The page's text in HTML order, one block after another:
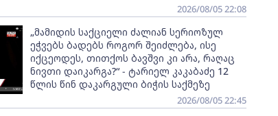
2026/08/05 22:08
„მამიდის საქციელი ძალიან სერიოზულ
ეჭვებს ბადებს როგორ შეიძლება, ისე
იქცეოდეს, თითქოს ბავშვი კი არა, რაღაც
ნივთი დაიკარგა?“ - ტარიელ კაკაბაძე 12
წლის წინ დაკარგული ბიჭის საქმეზე
2026/08/05 22:45